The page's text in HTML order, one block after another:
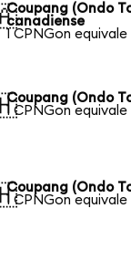
Coupang (Ondo
canadiense
1 CPNGon equivale
Coupang (Ondo
1 CPNGon equivale
Coupang (Ondo
1 CPNGon